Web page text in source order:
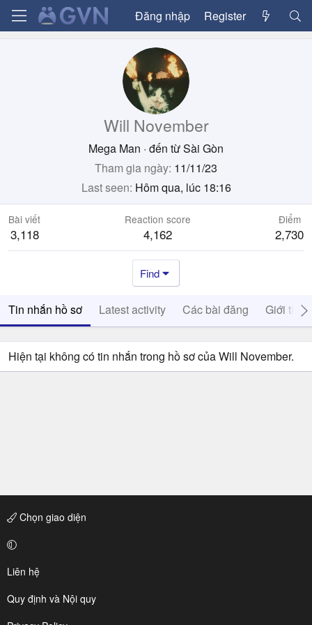
Đăng nhập Register
Will November
Mega Man · đến từSài Gòn
Tham gia ngày 11/11/23
Last seen Hôm qua, lúc 18:16
Bài viết
3,118
Reaction score
4,162
Điểm
2,730
Find
Tin nhắn hồ sơ Latest activity Các bài đăng Giới thiệu
Hiện tại không có tin nhắn trong hồ sơ của Will November.
Chọn giao diện
Liên hệ
Quy định và Nội quy